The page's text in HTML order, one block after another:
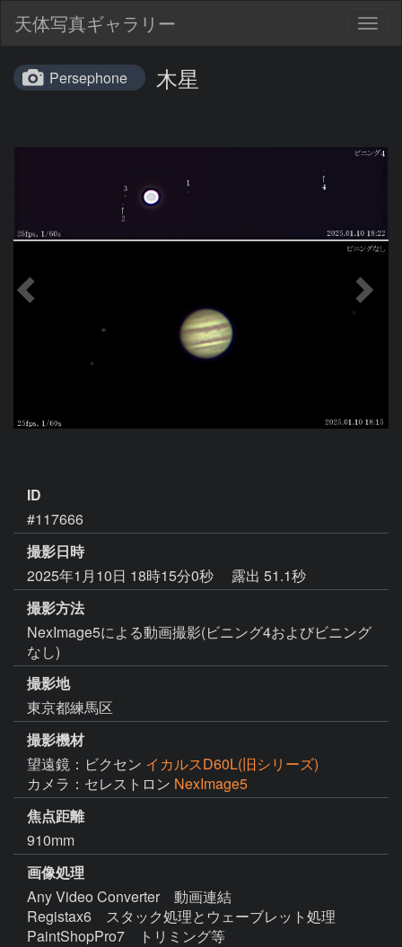
天体写真ギャラリー
Persephone 木星
ID
#117666
撮影日時
2025年1月10日 18時15分0秒
露出 51.1秒
撮影方法
NexImage5による動画撮影(ビニング4およびビニング
なし)
撮影地
東京都練馬区
撮影機材
望遠鏡：ビクセン イカルスD60L(旧シリーズ)
カメラ：セレストロン NexImage5
焦点距離
910mm
画像処理
Any Video Converter　動画連結
Registax6　スタック処理とウェーブレット処理
PaintShopPro7　トリミング等